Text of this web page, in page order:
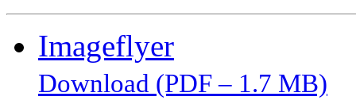
Imageflyer
Download (PDF – 1.7 MB)